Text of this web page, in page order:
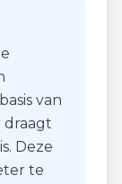
van
draagt
Deze
te